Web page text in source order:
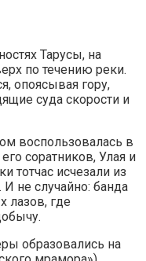
Тарусы, на
по течению реки.
опоясывая гору,
суда скорости и
воспользовалась в
соратников, Улая и
тотчас исчезали из
не случайно: банда
лазов, где
образовались на